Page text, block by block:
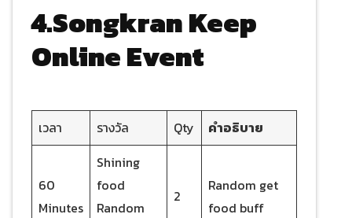
4.Songkran Keep
Online Event
เวลา รางวัล Qty คำอธิบาย
60
Minutes
Shining
food
Random
2
Random get
food buff